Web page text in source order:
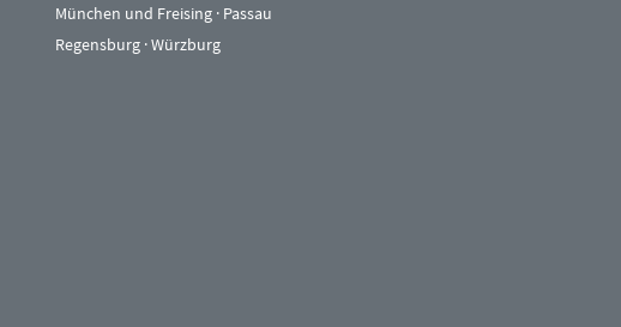
München und Freising · Passau
Regensburg ·Würzburg